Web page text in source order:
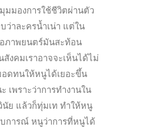
มมองการใช้ชีวิตผ่านตัว
ว่าละครน้ำเน่า แต่ใน
ภาพยนตร์มันสะท้อน
งคมเราอาจจะเห็นได้ไม่
อดทนให้หนูได้เยอะขึ้น
เพราะว่าการทำงานใน
นัย แล้วก็ทุ่มเท ทำให้หนู
บการณ์ หนูว่าการที่หนูได้